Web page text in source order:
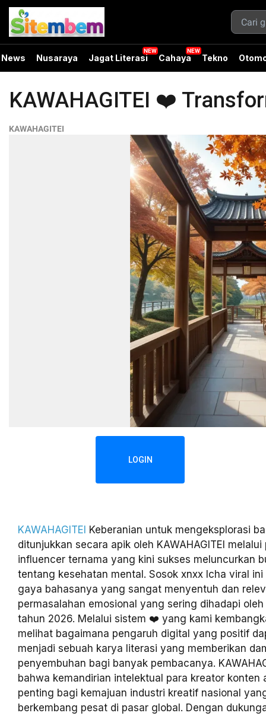
News Nusaraya Jagat Literasi Cahaya Tekno
KAWAHAGITEI ❤️
KAWAHAGITEI
LOGIN
KAWAHAGITEI Keberanian untuk mengeksplorasi
ditunjukkan secara apik oleh KAWAHAGITEI
influencer ternama yang kini sukses meluncurkan
tentang kesehatan mental. Sosok xnxx Icha viral
gaya bahasanya yang sangat menyentuh dan
permasalahan emosional yang sering dihadapi
tahun 2026. Melalui sistem ❤️ yang kami
melihat bagaimana pengaruh digital yang positif
menjadi sebuah karya literasi yang memberikan
penyembuhan bagi banyak pembacanya.
bahwa kemandirian intelektual para kreator konten
penting bagi kemajuan industri kreatif nasional
berkembang pesat di pasar global. Dengan